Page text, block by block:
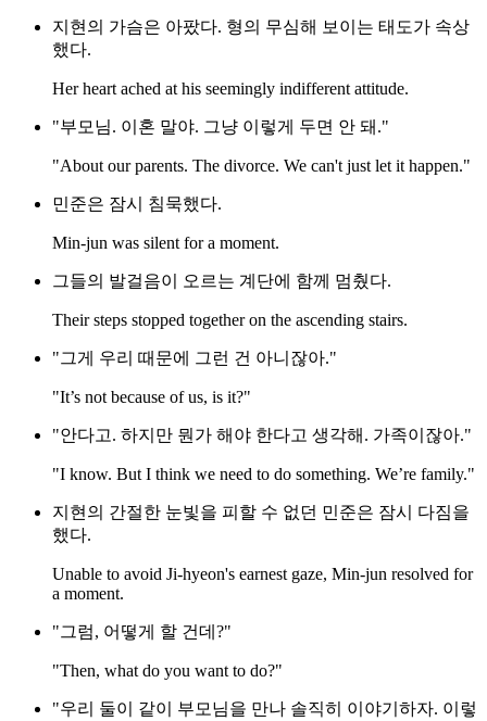
지현의 가슴은 아팠다. 형의 무심해 보이는 태도가 속상
했다.
Her heart ached at his seemingly indifferent attitude.
"부모님. 이혼 말야. 그냥 이렇게 두면 안 돼."
"About our parents. The divorce. We can't just let it happen."
민준은 잠시 침묵했다.
Min-jun was silent for a moment.
그들의 발걸음이 오르는 계단에 함께 멈췄다.
Their steps stopped together on the ascending stairs.
"그게 우리 때문에 그런 건 아니잖아."
"It’s not because of us, is it?"
"안다고. 하지만 뭔가 해야 한다고 생각해. 가족이잖아."
"I know. But I think we need to do something. We’re family."
지현의 간절한 눈빛을 피할 수 없던 민준은 잠시 다짐을
했다.
Unable to avoid Ji-hyeon's earnest gaze, Min-jun resolved for
a moment.
"그럼, 어떻게 할 건데?"
"Then, what do you want to do?"
"우리 둘이 같이 부모님을 만나 솔직히 이야기하자. 이렇